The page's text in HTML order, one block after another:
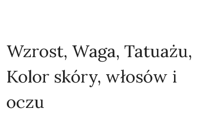
Wzrost, Waga, Tatuażu,
Kolor skóry, włosów i
oczu